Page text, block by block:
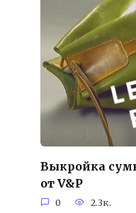
Выкройка
от V&P
0 2.3к.